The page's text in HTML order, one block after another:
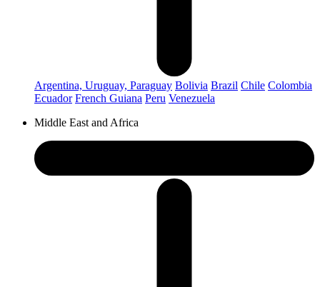
Argentina, Uruguay, Paraguay Bolivia Brazil Chile Colombia
Ecuador French Guiana Peru Venezuela
Middle East and Africa